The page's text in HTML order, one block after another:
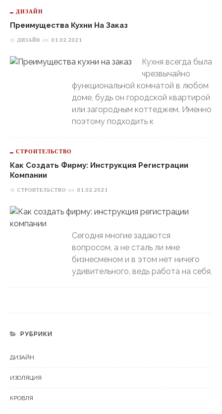
ДИЗАЙН
Преимущества Кухни На Заказ
ДИЗАЙН on 01.02.2021
Кухня всегда была
чрезвычайно
функциональной комнатой в любом
доме, будь он городской квартирой
или загородным коттеджем. Именно
поэтому подходить к
СТРОИТЕЛЬСТВО
Как Создать Фирму: Инструкция Регистрации
Компании
СТРОИТЕЛЬСТВО on 01.02.2021
Сегодня многие задаются
вопросом, а не сталь ли мне
бизнесменом и в этом нет ничего
удивительного, ведь работа на себя,
РУБРИКИ
ДИЗАЙН
ИЗОЛЯЦИЯ
КРОВЛЯ